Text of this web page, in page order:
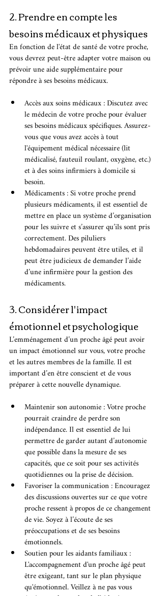
2. Prendre en compte les
besoins médicaux et physiques
En fonction de l'état de santé de votre proche,
vous devrez peut-être adapter votre maison ou
prévoir une aide supplémentaire pour
répondre à ses besoins médicaux.
Accès aux soins médicaux : Discutez avec
le médecin de votre proche pour évaluer
ses besoins médicaux spécifiques. Assurez-
vous que vous avez accès à tout
l'équipement médical nécessaire (lit
médicalisé, fauteuil roulant, oxygène, etc.)
et à des soins infirmiers à domicile si
besoin.
Médicaments : Si votre proche prend
plusieurs médicaments, il est essentiel de
mettre en place un système d’organisation
pour les suivre et s’assurer qu’ils sont pris
correctement. Des piluliers
hebdomadaires peuvent être utiles, et il
peut être judicieux de demander l’aide
d’une infirmière pour la gestion des
médicaments.
3. Considérer l'impact
émotionnel et psychologique
L’emménagement d’un proche âgé peut avoir
un impact émotionnel sur vous, votre proche
et les autres membres de la famille. Il est
important d’en être conscient et de vous
préparer à cette nouvelle dynamique.
Maintenir son autonomie : Votre proche
pourrait craindre de perdre son
indépendance. Il est essentiel de lui
permettre de garder autant d’autonomie
que possible dans la mesure de ses
capacités, que ce soit pour ses activités
quotidiennes ou la prise de décision.
Favoriser la communication : Encouragez
des discussions ouvertes sur ce que votre
proche ressent à propos de ce changement
de vie. Soyez à l’écoute de ses
préoccupations et de ses besoins
émotionnels.
Soutien pour les aidants familiaux :
L'accompagnement d'un proche âgé peut
être exigeant, tant sur le plan physique
qu'émotionnel. Veillez à ne pas vous